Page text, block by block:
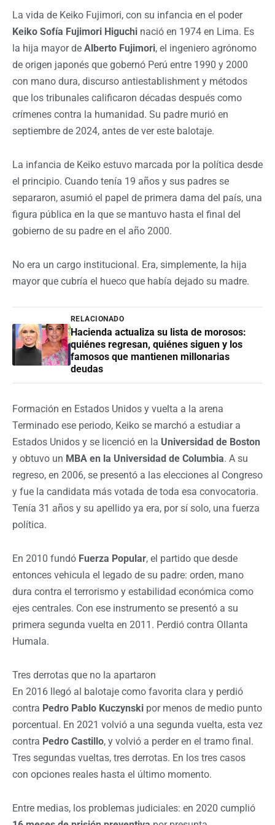
La vida de Keiko Fujimori, con su infancia en el poder
Keiko Sofía Fujimori Higuchi nació en 1974 en Lima. Es
la hija mayor de Alberto Fujimori, el ingeniero agrónomo
de origen japonés que gobernó Perú entre 1990 y 2000
con mano dura, discurso antiestablishment y métodos
que los tribunales calificaron décadas después como
crímenes contra la humanidad. Su padre murió en
septiembre de 2024, antes de ver este balotaje.
La infancia de Keiko estuvo marcada por la política desde
el principio. Cuando tenía 19 años y sus padres se
separaron, asumió el papel de primera dama del país, una
figura pública en la que se mantuvo hasta el final del
gobierno de su padre en el año 2000.
No era un cargo institucional. Era, simplemente, la hija
mayor que cubría el hueco que había dejado su madre.
RELACIONADO
Hacienda actualiza su lista de morosos:
quiénes regresan, quiénes siguen y los
famosos que mantienen millonarias
deudas
Formación en Estados Unidos y vuelta a la arena
Terminado ese periodo, Keiko se marchó a estudiar a
Estados Unidos y se licenció en la Universidad de Boston
y obtuvo un MBA en la Universidad de Columbia. A su
regreso, en 2006, se presentó a las elecciones al Congreso
y fue la candidata más votada de toda esa convocatoria.
Tenía 31 años y su apellido ya era, por sí solo, una fuerza
política.
En 2010 fundó Fuerza Popular, el partido que desde
entonces vehicula el legado de su padre: orden, mano
dura contra el terrorismo y estabilidad económica como
ejes centrales. Con ese instrumento se presentó a su
primera segunda vuelta en 2011. Perdió contra Ollanta
Humala.
Tres derrotas que no la apartaron
En 2016 llegó al balotaje como favorita clara y perdió
contra Pedro Pablo Kuczynski por menos de medio punto
porcentual. En 2021 volvió a una segunda vuelta, esta vez
contra Pedro Castillo, y volvió a perder en el tramo final.
Tres segundas vueltas, tres derrotas. En los tres casos
con opciones reales hasta el último momento.
Entre medias, los problemas judiciales: en 2020 cumplió